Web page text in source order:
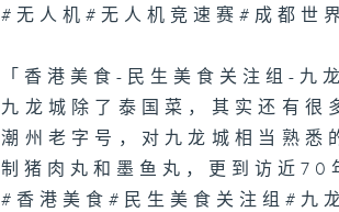
#无人机#无人机竞速赛#成都世
「香港美食-民生美食关注组-九
九龙城除了泰国菜，其实还有很
潮州老字号，对九龙城相当熟悉
制猪肉丸和墨鱼丸，更到访近70
#香港美食#民生美食关注组#九